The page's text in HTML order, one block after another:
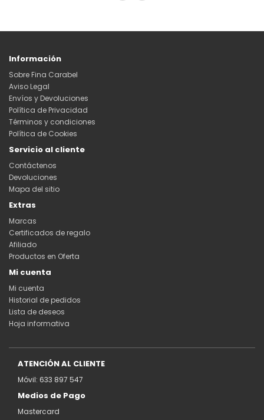
Información
Sobre Fina Carabel
Aviso Legal
Envíos y Devoluciones
Política de Privacidad
Términos y condiciones
Política de Cookies
Servicio al cliente
Contáctenos
Devoluciones
Mapa del sitio
Extras
Marcas
Certificados de regalo
Afiliado
Productos en Oferta
Mi cuenta
Mi cuenta
Historial de pedidos
Lista de deseos
Hoja informativa
ATENCIÓN AL CLIENTE
Móvil: 633 897 547
Medios de Pago
Mastercard